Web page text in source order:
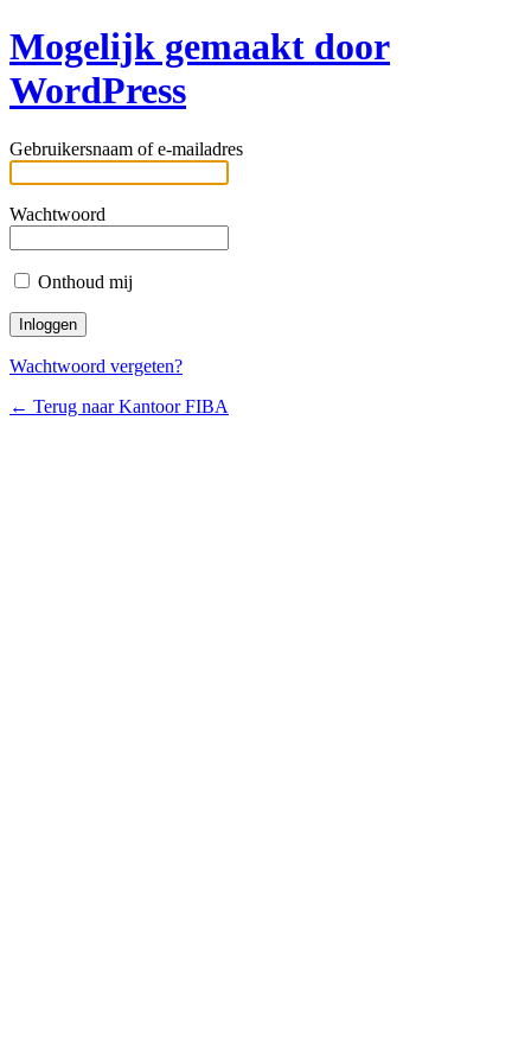
Mogelijk gemaakt door
WordPress
Gebruikersnaam of e-mailadres
Wachtwoord
Onthoud mij
Wachtwoord vergeten?
← Terug naar Kantoor FIBA